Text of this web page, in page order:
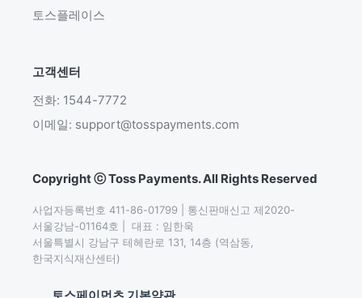
토스플레이스
고객센터
전화: 1544-7772
이메일: support@tosspayments.com
Copyright ⓒ Toss Payments. All Rights Reserved
사업자등록번호 411-86-01799 | 통신판매신고 제2020-
서울강남-01164호 |  대표 : 임한욱
서울특별시 강남구 테헤란로 131, 14층 (역삼동,
한국지식재산센터)